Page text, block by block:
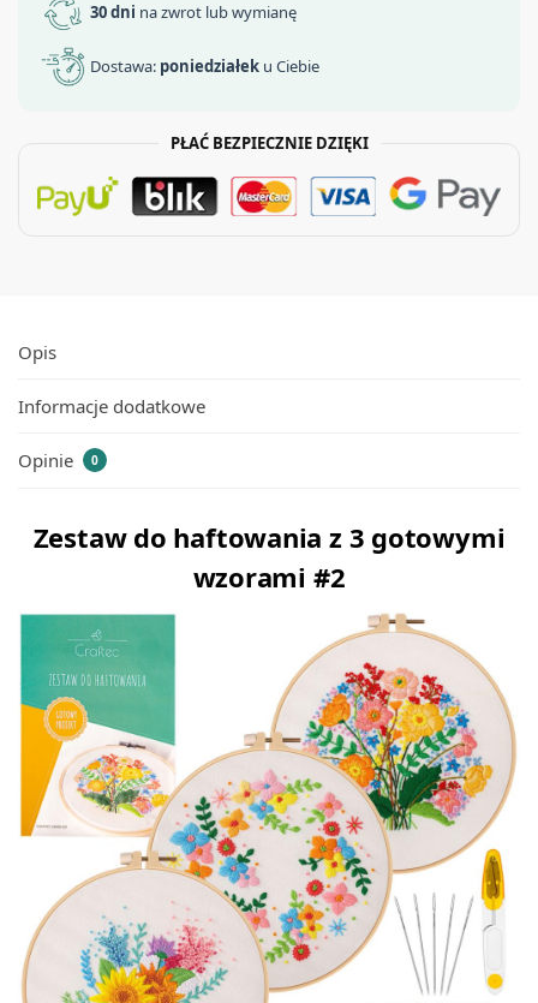
30 dni na zwrot lub wymianę
Dostawa: poniedziałek u Ciebie
PŁAĆ BEZPIECZNIE DZIĘKI
Opis
Informacje dodatkowe
Opinie 0
Zestaw do haftowania z 3 gotowymi
wzorami #2